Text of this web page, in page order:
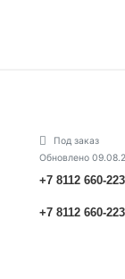
Под заказ
Обновлено
+7 8112 660-223
+7 8112 660-223